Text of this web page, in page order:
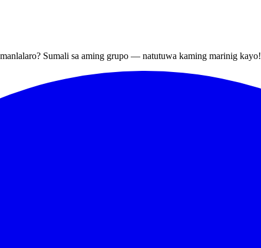
Sumali sa aming grupo — natutuwa kaming marinig kayo!